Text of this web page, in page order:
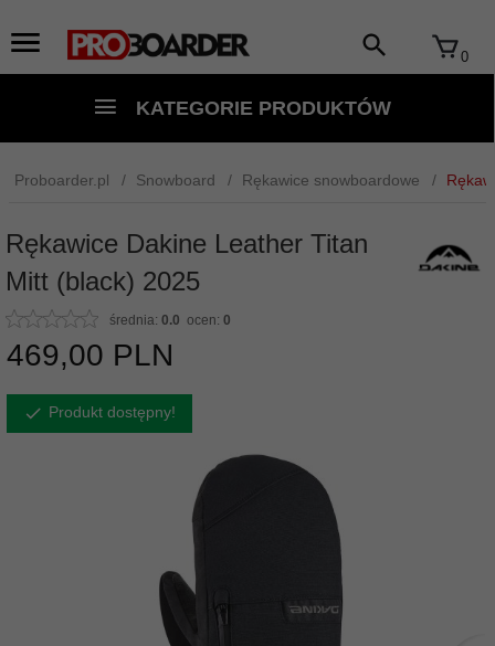
0
KATEGORIE PRODUKTÓW
Proboarder.pl Snowboard Rękawice snowboardowe
Rękawice Dakine Leather Titan
Mitt (black) 2025
średnia: 0.0 ocen: 0
469,00 PLN
Produkt dostępny!